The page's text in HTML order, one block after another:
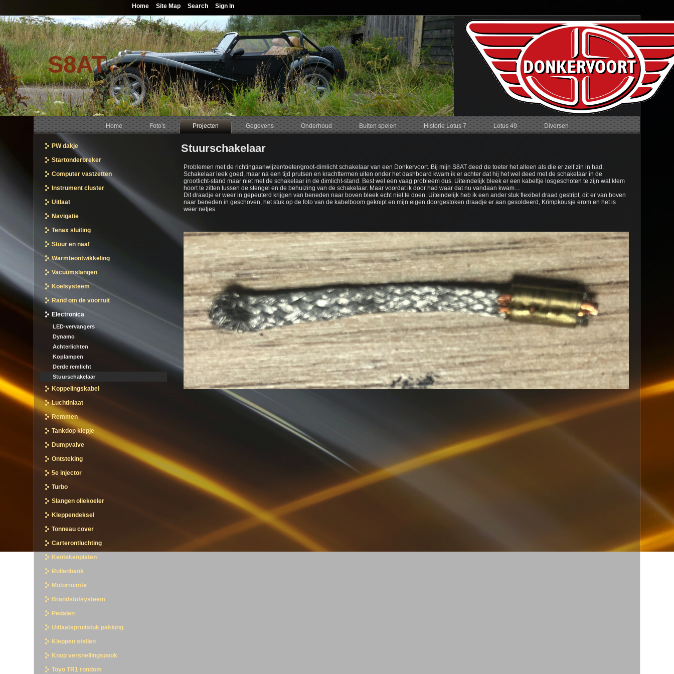
S8AT
Home Foto's Projecten Gegevens Onderhoud Buiten spelen Historie Lotus 7 Lotus 49 Diversen
PW dakje
Startonderbreker
Computer vastzetten
Instrument cluster
Uitlaat
Navigatie
Tenax sluiting
Stuur en naaf
Warmteontwikkeling
Vacuümslangen
Koelsysteem
Rand om de voorruit
Electronica
LED-vervangers
Dynamo
Achterlichten
Koplampen
Derde remlicht
Stuurschakelaar
Koppelingskabel
Luchtinlaat
Remmen
Tankdop klepje
Dumpvalve
Ontsteking
5e injector
Turbo
Slangen oliekoeler
Kleppendeksel
Tonneau cover
Carterontluchting
Kentekenplaten
Rollenbank
Motorruimte
Brandstofsysteem
Pedalen
Uitlaatspruitstuk pakking
Kleppen stellen
Knop versnellingspook
Toyo TR1 rondom
Stuurschakelaar
Problemen met de richtingaanwijzer/toeter/groot-dimlicht schakelaar van een Donkervoort. Bij mijn S8AT deed de toeter het alleen als die er zelf zin in had.
Schakelaar leek goed, maar na een tijd prutsen en krachttermen uiten onder het dashboard kwam ik er achter dat hij het wel deed met de schakelaar in de
grootlicht-stand maar niet met de schakelaar in de dimlicht-stand. Best wel een vaag probleem dus. Uiteindelijk bleek er een kabeltje losgeschoten te zijn wat klem
hoort te zitten tussen de stengel en de behuizing van de schakelaar. Maar voordat ik door had waar dat nu vandaan kwam....
Dit draadje er weer in gepeuterd krijgen van beneden naar boven bleek echt niet te doen. Uiteindelijk heb ik een ander stuk flexibel draad gestript, dit er van boven
naar beneden in geschoven, het stuk op de foto van de kabelboom geknipt en mijn eigen doorgestoken draadje er aan gesoldeerd, Krimpkousje erom en het is
weer netjes.
Home Site Map Search Sign In